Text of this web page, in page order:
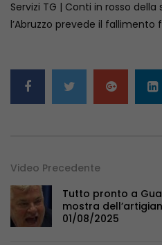
Servizi TG | Conti in rosso
l’Abruzzo prevede il fallimento
Video Precedente
Tutto pronto a
mostra
01/08/2025